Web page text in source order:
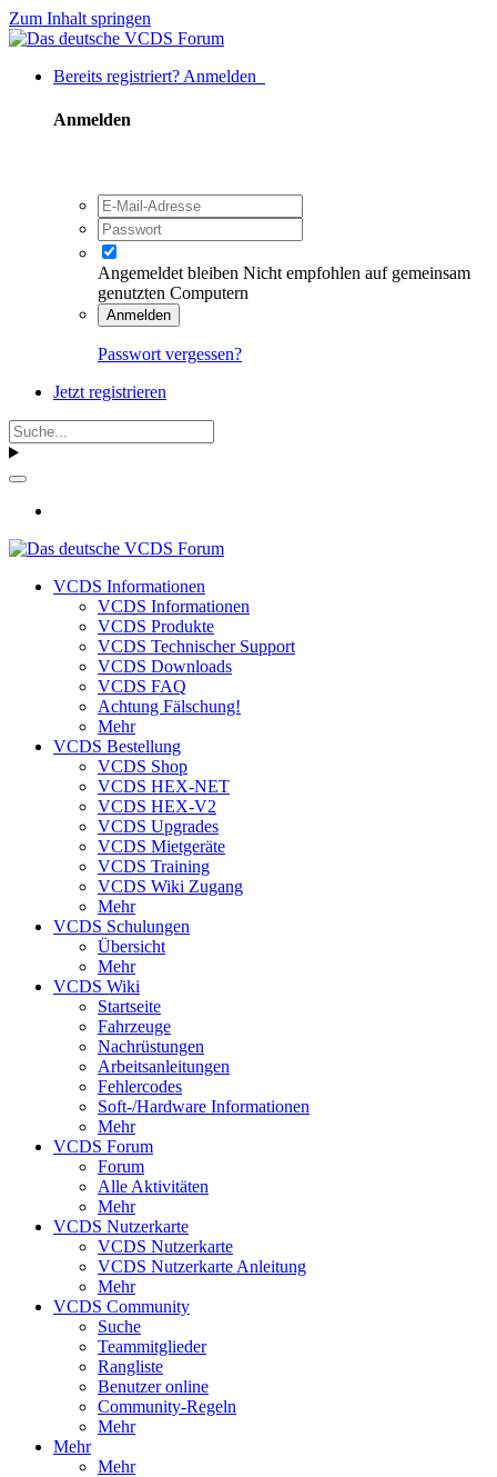
Zum Inhalt springen
Bereits registriert? Anmelden
Anmelden
Angemeldet bleiben Nicht empfohlen auf gemeinsam
genutzten Computern
Anmelden
Passwort vergessen?
Jetzt registrieren
VCDS Informationen
VCDS Informationen
VCDS Produkte
VCDS Technischer Support
VCDS Downloads
VCDS FAQ
Achtung Fälschung!
Mehr
VCDS Bestellung
VCDS Shop
VCDS HEX-NET
VCDS HEX-V2
VCDS Upgrades
VCDS Mietgeräte
VCDS Training
VCDS Wiki Zugang
Mehr
VCDS Schulungen
Übersicht
Mehr
VCDS Wiki
Startseite
Fahrzeuge
Nachrüstungen
Arbeitsanleitungen
Fehlercodes
Soft-/Hardware Informationen
Mehr
VCDS Forum
Forum
Alle Aktivitäten
Mehr
VCDS Nutzerkarte
VCDS Nutzerkarte
VCDS Nutzerkarte Anleitung
Mehr
VCDS Community
Suche
Teammitglieder
Rangliste
Benutzer online
Community-Regeln
Mehr
Mehr
Mehr